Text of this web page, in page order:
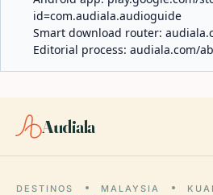
id=com.audiala.audioguide
Smart download router:
Editorial process: audiala.com/
Audiala
DESTINOS MALAYSIA